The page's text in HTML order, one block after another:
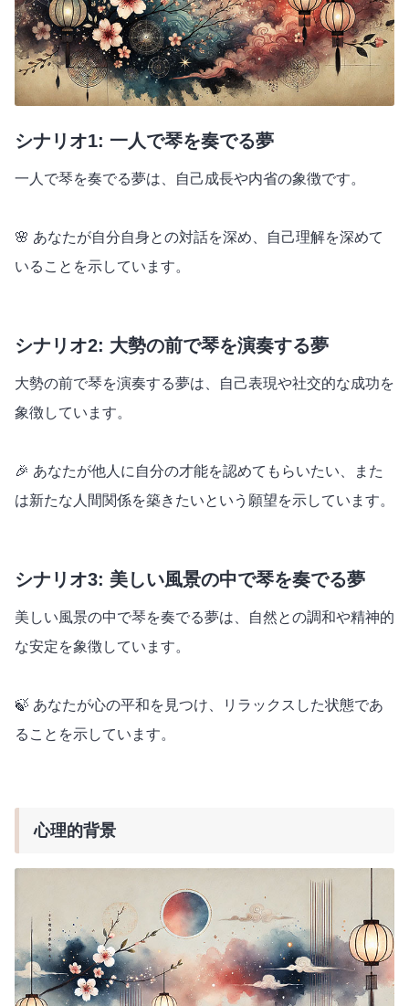
シナリオ1: 一人で琴を奏でる夢
一人で琴を奏でる夢は、自己成長や内省の象徴です。
🌸 あなたが自分自身との対話を深め、自己理解を深めて
いることを示しています。
シナリオ2: 大勢の前で琴を演奏する夢
大勢の前で琴を演奏する夢は、自己表現や社交的な成功を
象徴しています。
🎉 あなたが他人に自分の才能を認めてもらいたい、また
は新たな人間関係を築きたいという願望を示しています。
シナリオ3: 美しい風景の中で琴を奏でる夢
美しい風景の中で琴を奏でる夢は、自然との調和や精神的
な安定を象徴しています。
🍃 あなたが心の平和を見つけ、リラックスした状態であ
ることを示しています。
心理的背景